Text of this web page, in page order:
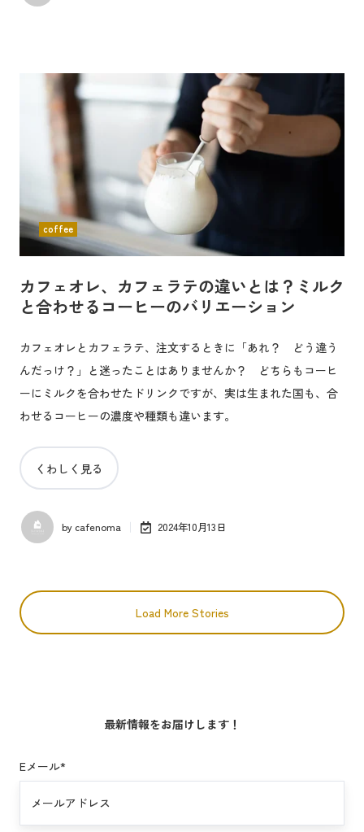
カフェオレ、カフェラテの違いとは？ミルク
と合わせるコーヒーのバリエーション
カフェオレとカフェラテ、注文するときに「あれ？ どう違う
んだっけ？」と迷ったことはありませんか？ どちらもコーヒ
ーにミルクを合わせたドリンクですが、実は生まれた国も、合
わせるコーヒーの濃度や種類も違います。
くわしく見る
by cafenoma 2024年10月13日
coffee
Load More Stories
最新情報をお届けします！
Eメール*